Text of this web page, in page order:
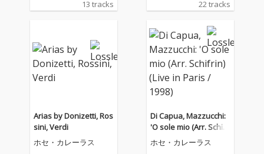
13 tracks 22 tracks
Arias by Donizetti, Ros
sini, Verdi
ホセ・カレーラス
Di Capua, Mazzucchi:
'O sole mio (Arr. Schifri
n) (Live in Paris / 1998)
ホセ・カレーラス